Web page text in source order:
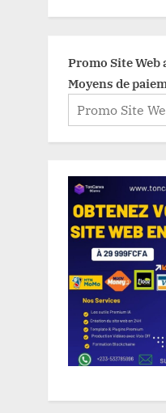
Promo Site
Moyens de